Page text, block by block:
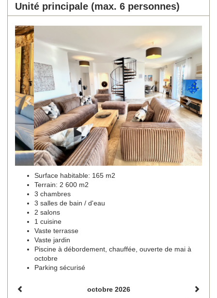
Unité principale (max. 6 personnes)
Previous
Surface habitable: 165 m2
Terrain: 2 600 m2
3 chambres
3 salles de bain / d'eau
2 salons
1 cuisine
Vaste terrasse
Vaste jardin
Piscine à débordement, chauffée, ouverte de mai à
octobre
Parking sécurisé
octobre 2026